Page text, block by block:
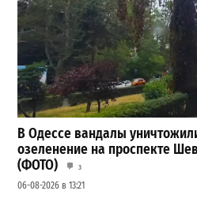
В Одессе вандалы
озеленение на проспекте
(ФОТО)
3
06-08-2026 в 13:21